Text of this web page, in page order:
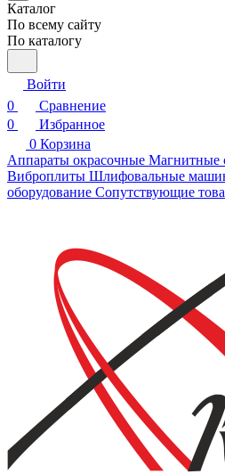
Каталог
По всему сайту
По каталогу
Войти
0
Сравнение
0
Избранное
0 Корзина
Аппараты окрасочные Магнитные
Виброплиты Шлифовальные
оборудование Сопутствующие